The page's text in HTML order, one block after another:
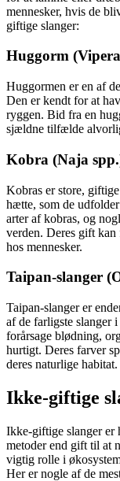
mennesker, hvis de
giftige slanger:
Huggorm
Huggormen er en af
Den er kendt for at
ryggen. Bid fra en
sjældne tilfælde
Kobra (Naja
Kobras er store,
hætte, som de
arter af kobras, og
verden. Deres gift
hos mennesker.
Taipan-slanger
Taipan-slanger er
af de farligste slanger
forårsage blødning,
hurtigt. Deres farver
deres naturlige habitat.
Ikke-giftige
Ikke-giftige slanger er
metoder end gift til at
vigtig rolle i
Her er nogle af de